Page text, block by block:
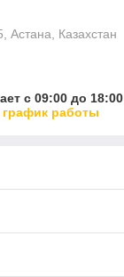
Астана, Казахстан
с 09:00 до 18:00
график работы